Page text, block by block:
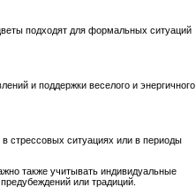
подходят для формальных ситуаций
и поддержки веселого и энергичного
стрессовых ситуациях или в периоды
также учитывать индивидуальные
или традиций.